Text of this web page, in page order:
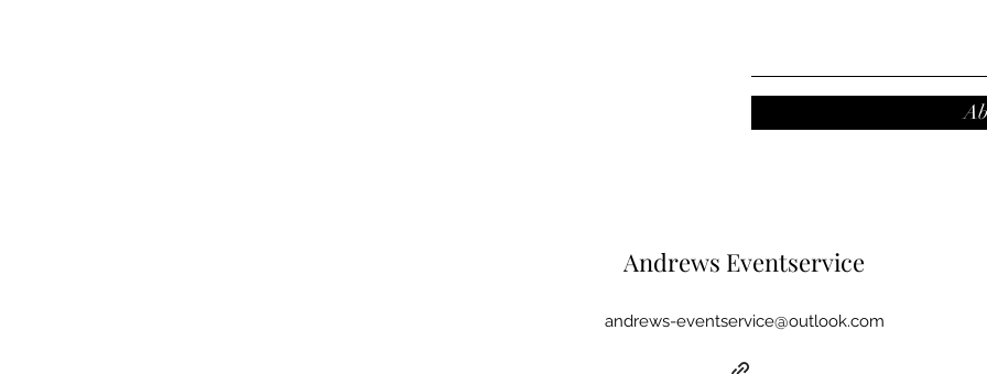
Andrews Eventservice
andrews-eventservice@outlook.com